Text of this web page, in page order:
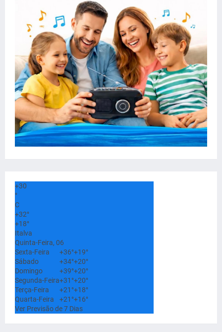
+30
°
C
+32°
+18°
Italva
Quinta-Feira, 06
Sexta-Feira
+36°+19°
Sábado
+34°+20°
Domingo
+39°+20°
Segunda-Feira+31°+20°
Terça-Feira
+21°+18°
Quarta-Feira
+21°+16°
Ver Previsão de 7 Dias